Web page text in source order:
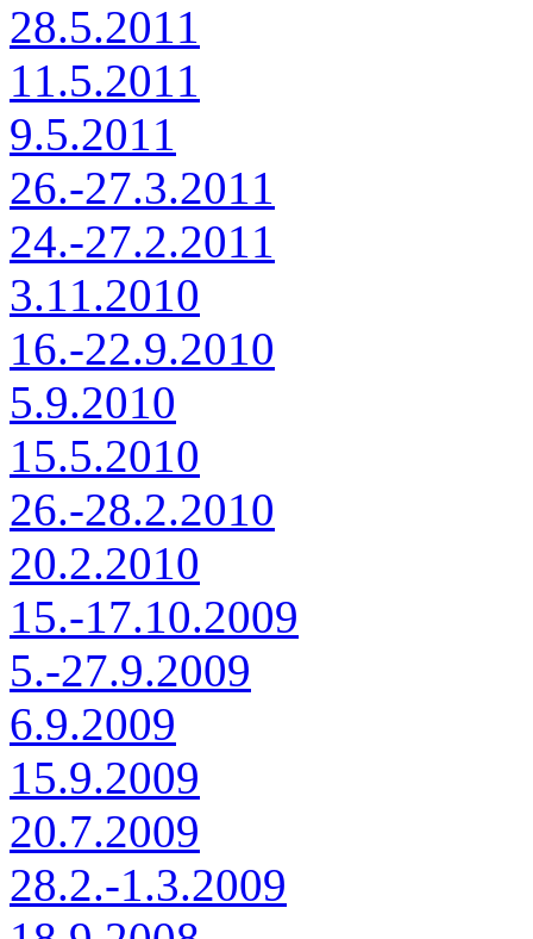
28.5.2011
11.5.2011
9.5.2011
26.-27.3.2011
24.-27.2.2011
3.11.2010
16.-22.9.2010
5.9.2010
15.5.2010
26.-28.2.2010
20.2.2010
15.-17.10.2009
5.-27.9.2009
6.9.2009
15.9.2009
20.7.2009
28.2.-1.3.2009